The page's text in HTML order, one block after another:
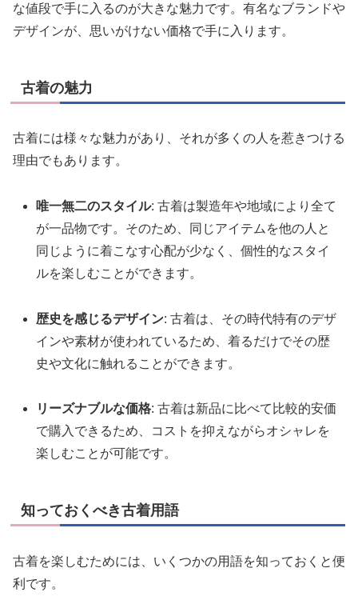
な値段で手に入るのが大きな魅力です。有名なブランドや
デザインが、思いがけない価格で手に入ります。
古着の魅力
古着には様々な魅力があり、それが多くの人を惹きつける
理由でもあります。
唯一無二のスタイル: 古着は製造年や地域により全て
が一品物です。そのため、同じアイテムを他の人と
同じように着こなす心配が少なく、個性的なスタイ
ルを楽しむことができます。
歴史を感じるデザイン: 古着は、その時代特有のデザ
インや素材が使われているため、着るだけでその歴
史や文化に触れることができます。
リーズナブルな価格: 古着は新品に比べて比較的安価
で購入できるため、コストを抑えながらオシャレを
楽しむことが可能です。
知っておくべき古着用語
古着を楽しむためには、いくつかの用語を知っておくと便
利です。